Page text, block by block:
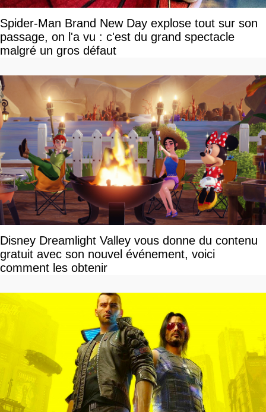
Spider-Man Brand New Day explose tout sur son
passage, on l'a vu : c'est du grand spectacle
malgré un gros défaut
Disney Dreamlight Valley vous donne du contenu
gratuit avec son nouvel événement, voici
comment les obtenir